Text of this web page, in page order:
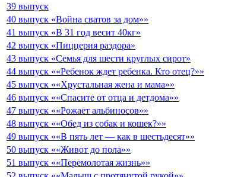
39 выпуск
40 выпуск «Война сватов за дом»»
41 выпуск «В 31 год весит 40кг»
42 выпуск «Пиццерия раздора»
43 выпуск «Семья для шести круглых сирот»
44 выпуск ««Ребенок ждет ребенка. Кто отец?»»
45 выпуск ««Хрустальная жена и мама»»
46 выпуск ««Спасите от отца и детдома»»
47 выпуск ««Рожает альбиносов»»
48 выпуск ««Обед из собак и кошек?»»
49 выпуск ««В пять лет — как в шестьдесят»»
50 выпуск ««Живот до пола»»
51 выпуск ««Перемолотая жизнь»»